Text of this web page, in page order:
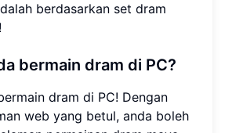
berdasarkan set dram
bermain dram di PC?
dram di PC! Dengan
web yang betul, anda boleh